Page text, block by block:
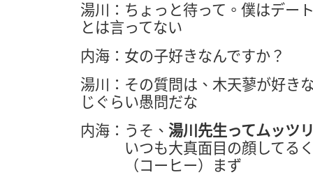
湯川：ちょっと待って。僕はデー
とは言ってない
内海：女の子好きなんですか？
湯川：その質問は、木天蓼が好き
じぐらい愚問だな
内海：うそ、 湯川先生ってムッツ
いつも大真面目の顔してる
（コーヒー）まず